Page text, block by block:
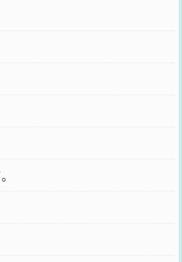
明镇华夏！
荐哦！